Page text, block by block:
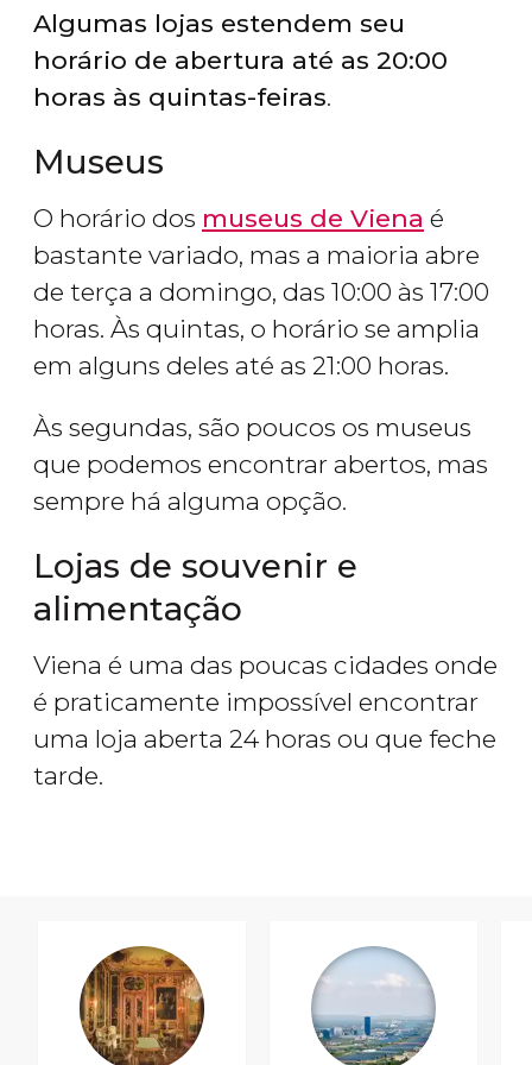
Algumas lojas estendem seu
horário de abertura até as 20:00
horas às quintas-feiras.
Museus
O horário dos museus de Viena é
bastante variado, mas a maioria abre
de terça a domingo, das 10:00 às 17:00
horas. Às quintas, o horário se amplia
em alguns deles até as 21:00 horas.
Às segundas, são poucos os museus
que podemos encontrar abertos, mas
sempre há alguma opção.
Lojas de souvenir e
alimentação
Viena é uma das poucas cidades onde
é praticamente impossível encontrar
uma loja aberta 24 horas ou que feche
tarde.